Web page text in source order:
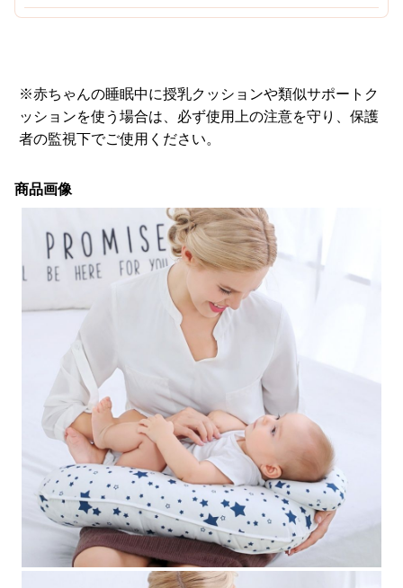
※赤ちゃんの睡眠中に授乳クッションや類似サポートク
ッションを使う場合は、必ず使用上の注意を守り、保護
者の監視下でご使用ください。
商品画像